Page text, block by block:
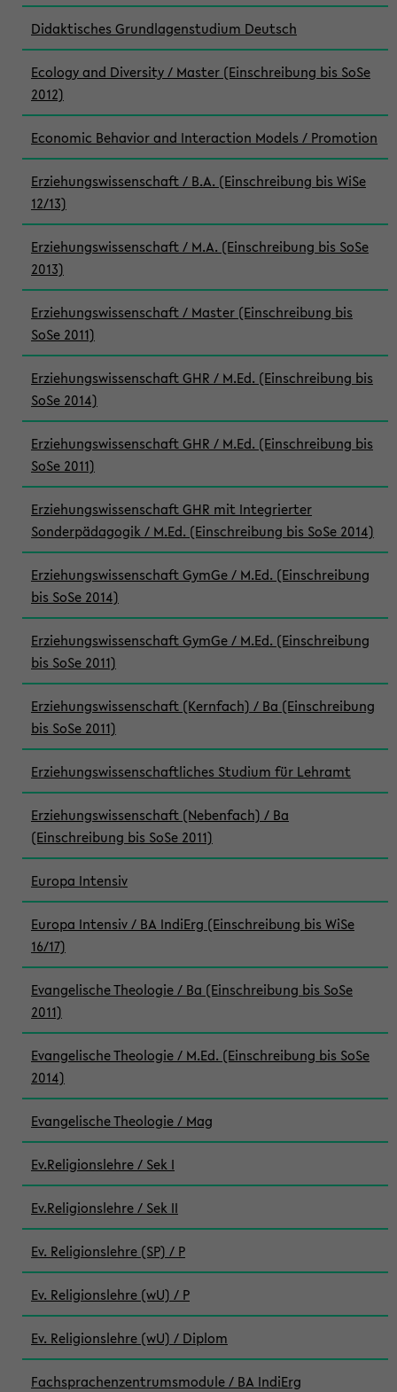
Didaktisches Grundlagenstudium Deutsch
Ecology and Diversity / Master (Einschreibung bis SoSe
2012)
Economic Behavior and Interaction Models / Promotion
Erziehungswissenschaft / B.A. (Einschreibung bis WiSe
12/13)
Erziehungswissenschaft / M.A. (Einschreibung bis SoSe
2013)
Erziehungswissenschaft / Master (Einschreibung bis
SoSe 2011)
Erziehungswissenschaft GHR / M.Ed. (Einschreibung bis
SoSe 2014)
Erziehungswissenschaft GHR / M.Ed. (Einschreibung bis
SoSe 2011)
Erziehungswissenschaft GHR mit Integrierter
Sonderpädagogik / M.Ed. (Einschreibung bis SoSe 2014)
Erziehungswissenschaft GymGe / M.Ed. (Einschreibung
bis SoSe 2014)
Erziehungswissenschaft GymGe / M.Ed. (Einschreibung
bis SoSe 2011)
Erziehungswissenschaft (Kernfach) / Ba (Einschreibung
bis SoSe 2011)
Erziehungswissenschaftliches Studium für Lehramt
Erziehungswissenschaft (Nebenfach) / Ba
(Einschreibung bis SoSe 2011)
Europa Intensiv
Europa Intensiv / BA IndiErg (Einschreibung bis WiSe
16/17)
Evangelische Theologie / Ba (Einschreibung bis SoSe
2011)
Evangelische Theologie / M.Ed. (Einschreibung bis SoSe
2014)
Evangelische Theologie / Mag
Ev.Religionslehre / Sek I
Ev.Religionslehre / Sek II
Ev. Religionslehre (SP) / P
Ev. Religionslehre (wU) / P
Ev. Religionslehre (wU) / Diplom
Fachsprachenzentrumsmodule / BA IndiErg